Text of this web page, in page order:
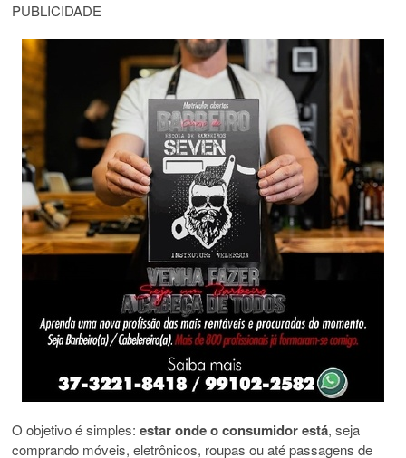
PUBLICIDADE
O objetivo é simples:estar onde o consumidor está, seja
comprando móveis, eletrônicos, roupas ou até passagens de